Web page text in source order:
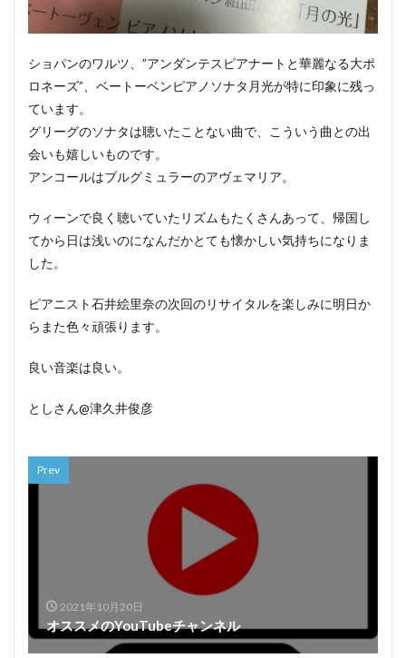
ショパンのワルツ、”アンダンテスピアナートと華麗なる大ポ
ロネーズ”、ベートーベンピアノソナタ月光が特に印象に残っ
ています。
グリーグのソナタは聴いたことない曲で、こういう曲との出
会いも嬉しいものです。
アンコールはブルグミュラーのアヴェマリア。
ウィーンで良く聴いていたリズムもたくさんあって、帰国し
てから日は浅いのになんだかとても懐かしい気持ちになりま
した。
ピアニスト石井絵里奈の次回のリサイタルを楽しみに明日か
らまた色々頑張ります。
良い音楽は良い。
としさん@津久井俊彦
Prev
2021年10月20日
オススメのYouTubeチャンネル